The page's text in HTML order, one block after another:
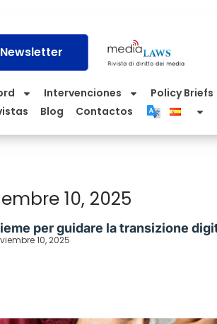
Newsletter
Intervenciones Policy Briefs
Blog Contactos
10, 2025
per guidare la transizione
10, 2025